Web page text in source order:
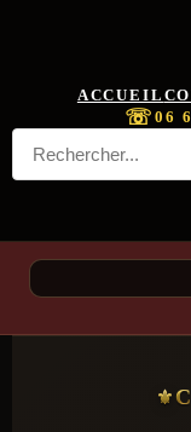
ACCUEIL
☏06